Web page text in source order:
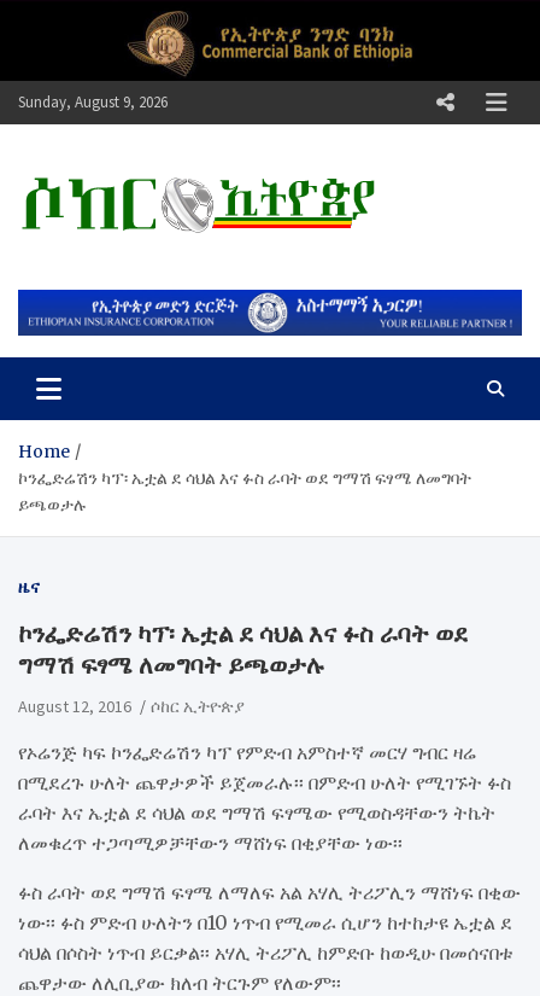
Sunday, August 9, 2026
ሶከር ኢትዮጵያ
Home
ኮንፌድሬሽን ካፕ፡ ኤቷል ደ ሳህል እና ፉስ ራባት ወደ ግማሽ ፍፃሜ ለመግባት
ይጫወታሉ
ዜና
ኮንፌድሬሽን ካፕ፡ ኤቷል ደ ሳህል እና ፉስ ራባት ወደ
ግማሽ ፍፃሜ ለመግባት ይጫወታሉ
August 12, 2016 ሶከር ኢትዮጵያ
የኦሬንጅ ካፍ ኮንፌድሬሽን ካፕ የምድብ አምስተኛ መርሃ ግብር ዛሬ
በሚደረጉ ሁለት ጨዋታዎች ይጀመራሉ፡፡ በምድብ ሁለት የሚገኙት ፉስ
ራባት እና ኤቷል ደ ሳህል ወደ ግማሽ ፍፃሜው የሚወስዳቸውን ትኬት
ለመቁረጥ ተጋጣሚዎቻቸውን ማሸነፍ በቂያቸው ነው፡፡
ፉስ ራባት ወደ ግማሽ ፍፃሜ ለማለፍ አል አሃሊ ትሪፖሊን ማሸነፍ በቂው
ነው፡፡ ፉስ ምድብ ሁለትን በ10 ነጥብ የሚመራ ሲሆን ከተከታዩ ኤቷል ደ
ሳህል በሶስት ነጥብ ይርቃል፡፡ አሃሊ ትሪፖሊ ከምድቡ ከወዲሁ በመሰናበቱ
ጨዋታው ለሊቢያው ክለብ ትርጉም የለውም፡፡